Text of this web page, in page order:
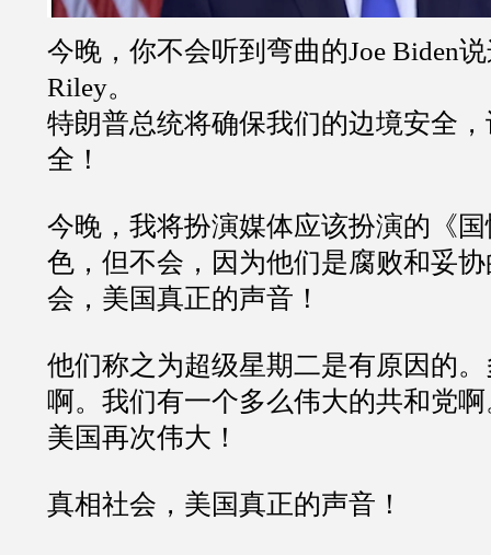
今晚，你不会听到弯曲的Joe Biden
Riley。
特朗普总统将确保我们的边境安全
全！
今晚，我将扮演媒体应该扮演的《
色，但不会，因为他们是腐败和妥
会，美国真正的声音！
他们称之为超级星期二是有原因的
啊。我们有一个多么伟大的共和党
美国再次伟大！
真相社会，美国真正的声音！